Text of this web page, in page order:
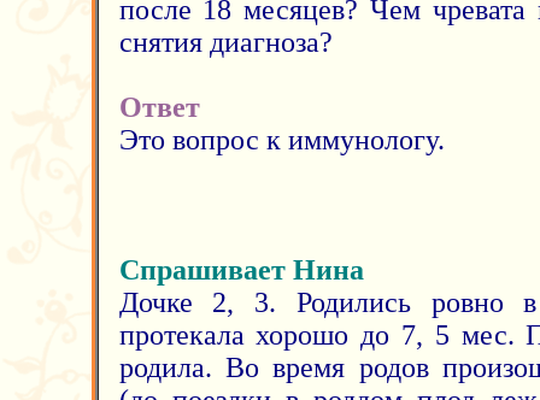
после 18 месяцев? Чем чревата
снятия диагноза?
Ответ
Это вопрос к иммунологу.
Спрашивает Нина
Дочке 2, 3. Родились ровно
протекала хорошо до 7, 5 мес.
родила. Во время родов